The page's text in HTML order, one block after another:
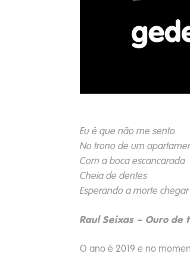
Eu é que não me sento
No trono de um
Com a boca escancarada
Cheia de dentes
Esperando a morte chegar
Raul Seixas – Ouro de
O ano é 2019 e no